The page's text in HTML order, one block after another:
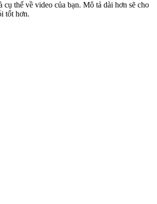
cụ thể về video của bạn. Mô tả dài hơn sẽ cho
tốt hơn.